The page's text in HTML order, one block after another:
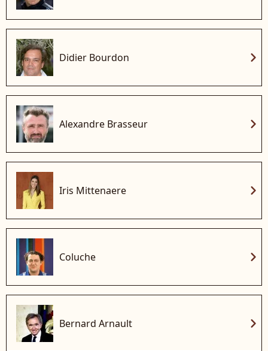
Didier Bourdon chevron_right
Alexandre Brasseur chevron_right
Iris Mittenaere chevron_right
Coluche chevron_right
Bernard Arnault chevron_right